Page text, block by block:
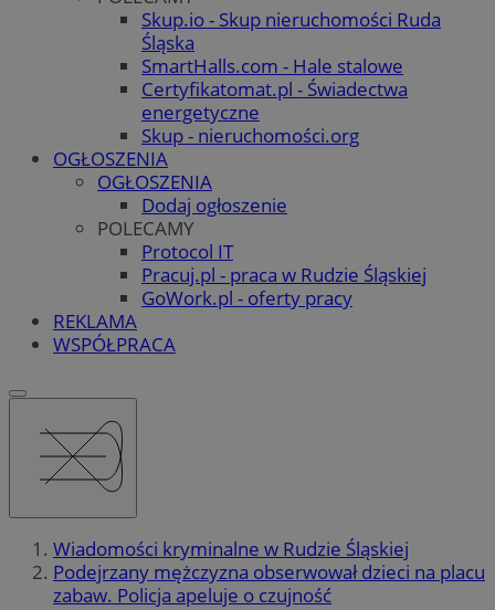
Skup.io - Skup nieruchomości Ruda
Śląska
SmartHalls.com - Hale stalowe
Certyfikatomat.pl - Świadectwa
energetyczne
Skup - nieruchomości.org
OGŁOSZENIA
OGŁOSZENIA
Dodaj ogłoszenie
POLECAMY
Protocol IT
Pracuj.pl - praca w Rudzie Śląskiej
GoWork.pl - oferty pracy
REKLAMA
WSPÓŁPRACA
Wiadomości kryminalne w Rudzie Śląskiej
Podejrzany mężczyzna obserwował dzieci na placu
zabaw. Policja apeluje o czujność